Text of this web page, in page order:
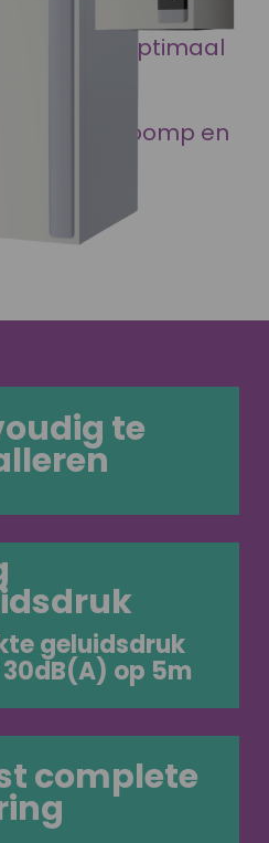
en optimaal
warmtepomp en
te
geluidsdruk
op 5m
complete